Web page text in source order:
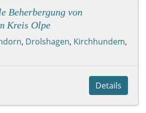
Beherbergung von
Kreis Olpe
, Drolshagen, Kirchhundem,
Details